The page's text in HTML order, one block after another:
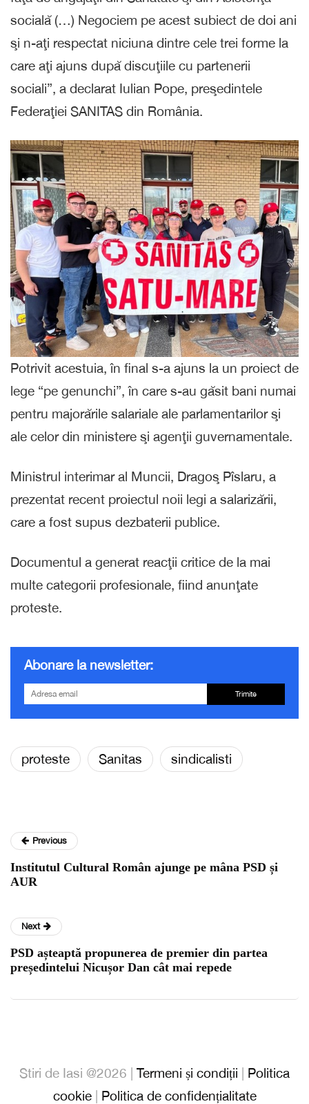
socială (…) Negociem pe acest subiect de doi ani
şi n-aţi respectat niciuna dintre cele trei forme la
care aţi ajuns după discuţiile cu partenerii
sociali”, a declarat Iulian Pope, preşedintele
Federaţiei SANITAS din România.
Potrivit acestuia, în final s-a ajuns la un proiect de
lege “pe genunchi”, în care s-au găsit bani numai
pentru majorările salariale ale parlamentarilor şi
ale celor din ministere şi agenţii guvernamentale.
Ministrul interimar al Muncii, Dragoş Pîslaru, a
prezentat recent proiectul noii legi a salarizării,
care a fost supus dezbaterii publice.
Documentul a generat reacţii critice de la mai
multe categorii profesionale, fiind anunţate
proteste.
Abonare la newsletter:
Trimite
proteste Sanitas sindicalisti
Previous
Institutul Cultural Român ajunge pe mâna PSD și
AUR
Next
PSD așteaptă propunerea de premier din partea
președintelui Nicușor Dan cât mai repede
Stiri de Iasi @2026 | Termeni și condiții
Politica
cookie| Politica de confidențialitate